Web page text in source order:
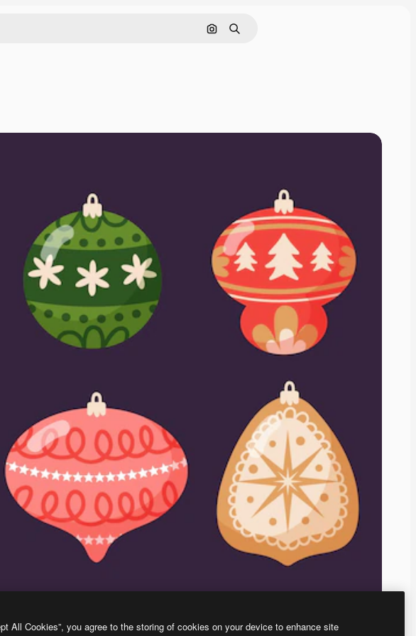
画像で検索
検索
All Cookies”, you agree to the storing of cookies on your device to enhance site